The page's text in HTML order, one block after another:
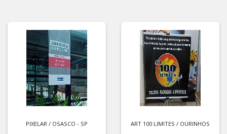
PIXELAR / OSASCO - SP
ART 100 LIMITES / OURINHOS